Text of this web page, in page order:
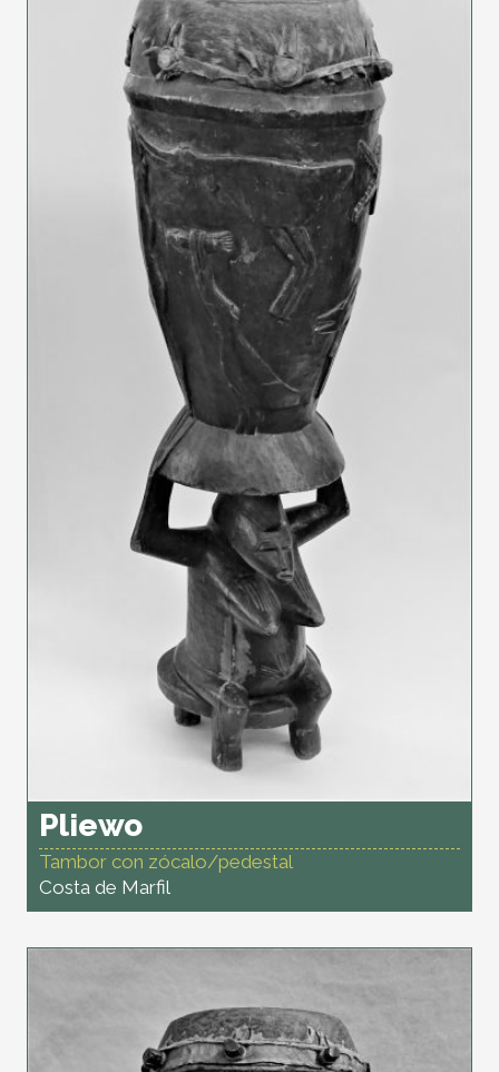
Pliewo
Tambor con zócalo/pedestal
Costa de Marfil